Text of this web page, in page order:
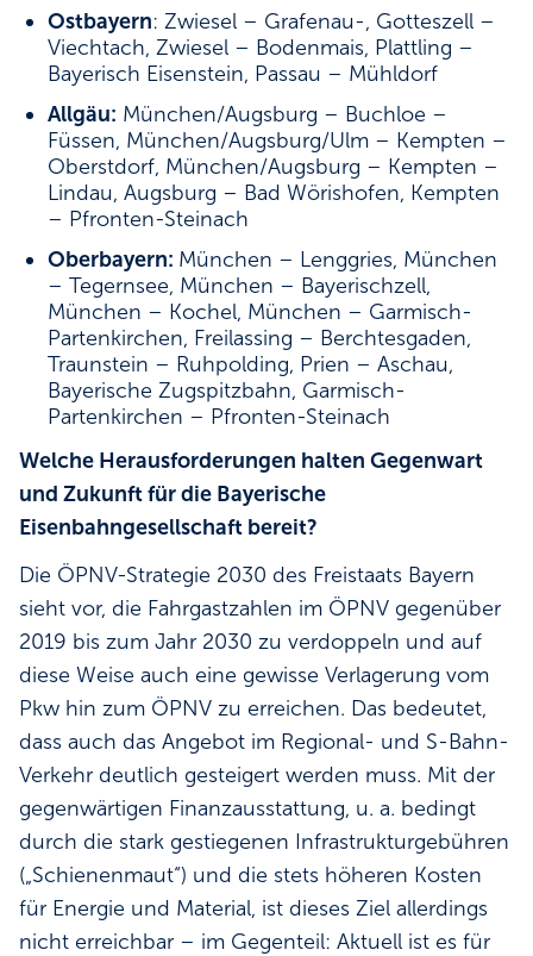
Ostbayern: Zwiesel – Grafenau-, Gotteszell –
Viechtach, Zwiesel – Bodenmais, Plattling –
Bayerisch Eisenstein, Passau – Mühldorf
Allgäu: München/Augsburg – Buchloe –
Füssen, München/Augsburg/Ulm – Kempten –
Oberstdorf, München/Augsburg – Kempten –
Lindau, Augsburg – Bad Wörishofen, Kempten
– Pfronten-Steinach
Oberbayern: München – Lenggries, München
– Tegernsee, München – Bayerischzell,
München – Kochel, München – Garmisch-
Partenkirchen, Freilassing – Berchtesgaden,
Traunstein – Ruhpolding, Prien – Aschau,
Bayerische Zugspitzbahn, Garmisch-
Partenkirchen – Pfronten-Steinach
Welche Herausforderungen halten Gegenwart
und Zukunft für die Bayerische
Eisenbahngesellschaft bereit?
Die ÖPNV-Strategie 2030 des Freistaats Bayern
sieht vor, die Fahrgastzahlen im ÖPNV gegenüber
2019 bis zum Jahr 2030 zu verdoppeln und auf
diese Weise auch eine gewisse Verlagerung vom
Pkw hin zum ÖPNV zu erreichen. Das bedeutet,
dass auch das Angebot im Regional- und S-Bahn-
Verkehr deutlich gesteigert werden muss. Mit der
gegenwärtigen Finanzausstattung, u. a. bedingt
durch die stark gestiegenen Infrastrukturgebühren
(„Schienenmaut“) und die stets höheren Kosten
für Energie und Material, ist dieses Ziel allerdings
nicht erreichbar – im Gegenteil: Aktuell ist es für